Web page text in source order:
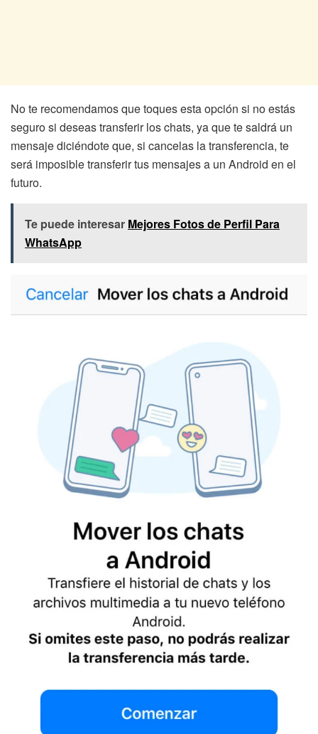
No te recomendamos que toques esta opción si no estás
seguro si deseas transferir los chats, ya que te saldrá un
mensaje diciéndote que, si cancelas la transferencia, te
será imposible transferir tus mensajes a un Android en el
futuro.
Te puede interesar Mejores Fotos de Perfil Para
WhatsApp